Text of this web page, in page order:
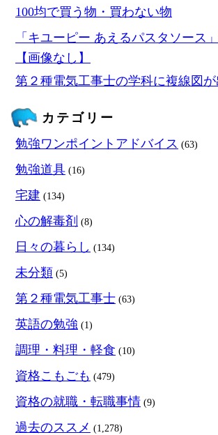
100均で買う物・買わない物
「キユーピー あえるパスタソース
【画像なし】
第２種電気工事士の学科に複線図
カテゴリー
勉強ワンポイントアドバイス (63)
勉強道具 (16)
宅建 (134)
心の解毒剤 (8)
日々の暮らし (134)
未分類 (5)
第２種電気工事士 (63)
英語の勉強 (1)
調理・料理・軽食 (10)
資格こもごも (479)
資格の就職・転職事情 (9)
過去のススメ (1,278)